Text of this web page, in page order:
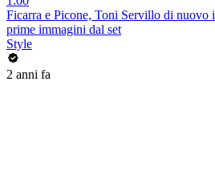
Ficarra e Picone, Toni Servillo di nuovo
prime immagini dal set
Style
2 anni fa